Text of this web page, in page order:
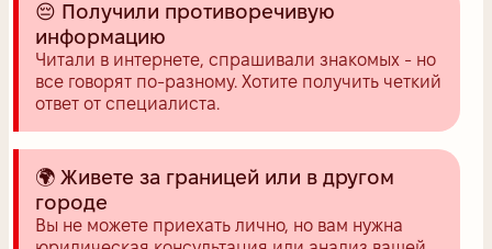
😔 Получили противоречивую
информацию
Читали в интернете, спрашивали знакомых - но
все говорят по-разному. Хотите получить четкий
ответ от специалиста.
🌍 Живете за границей или в другом
городе
Вы не можете приехать лично, но вам нужна